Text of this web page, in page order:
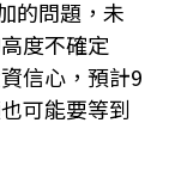
的問題，未
度不確定
信心，預計9
可能要等到